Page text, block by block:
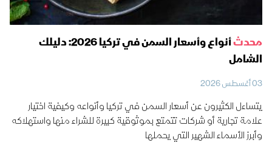
محدث
أنواع وأسعار السمن في تركيا 2026: دليلك
الشامل
03 أغسطس 2026
يتساءل الكثيرون عن أسعار السمن في تركيا وأنواعه وكيفية اختيار
علامة تجارية أو شركات تتمتع بموثوقية كبيرة للشراء منها واستهلاكه
وأبرز الأسماء الشهير التي يحملها